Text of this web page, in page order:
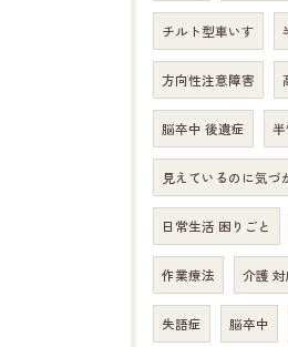
チルト型車いす
方向性注意障害
脳卒中 後遺症
見えているのに気づ
日常生活 困りごと
作業療法 介護 対
失語症 脳卒中